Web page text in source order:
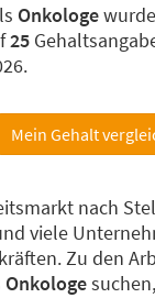
Onkologe
25
Mein Gehalt
nach
viele
Zu den
Onkologe